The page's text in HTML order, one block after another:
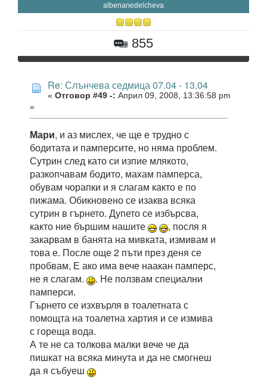
albenanedelcheva
855
Re: Слънчева седмица 07.04 - 13.04
« Отговор #49 -: Април 09, 2008, 13:36:58 pm
»
Мари, и аз мислех, че ще е трудно с
бодитата и памперсите, но няма проблем.
Сутрин след като си изпие млякото,
разкопчавам бодито, махам памперса,
обувам чорапки и я слагам както е по
пижама. Обикновено се изаква всяка
сутрин в гърнето. Дупето се избърсва,
както ние бършим нашите
, посля я
закарвам в банята на мивката, измивам и
това е. После още 2 пъти през деня се
пробвам, Е ако има вече наакан памперс,
не я слагам.
. Не ползвам специални
памперси.
Гърнето се изхвърля в тоалетната с
помощта на тоалетна хартия и се измива
с гореща вода.
А те не са толкова малки вече че да
пишкат на всяка минута и да не смогнеш
да я събуеш